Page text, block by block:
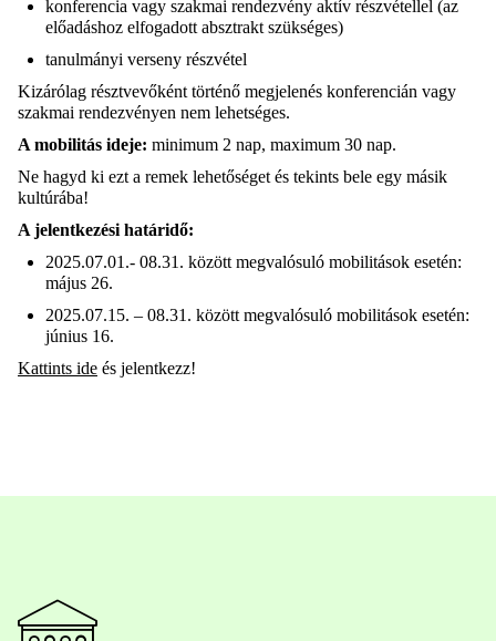
konferencia vagy szakmai rendezvény aktív részvétellel (az
előadáshoz elfogadott absztrakt szükséges)
tanulmányi verseny részvétel
Kizárólag résztvevőként történő megjelenés konferencián vagy
szakmai rendezvényen nem lehetséges.
A mobilitás ideje: minimum 2 nap, maximum 30 nap.
Ne hagyd ki ezt a remek lehetőséget és tekints bele egy másik
kultúrába!
A jelentkezési határidő:
2025.07.01.- 08.31. között megvalósuló mobilitások esetén:
május 26.
2025.07.15. – 08.31. között megvalósuló mobilitások esetén:
június 16.
Kattints ide és jelentkezz!